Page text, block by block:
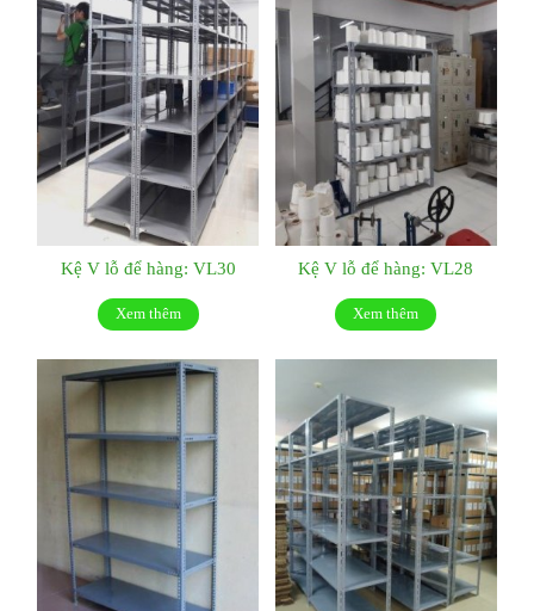
Kệ V lỗ để hàng: VL30
Xem thêm
Kệ V lỗ để hàng: VL28
Xem thêm